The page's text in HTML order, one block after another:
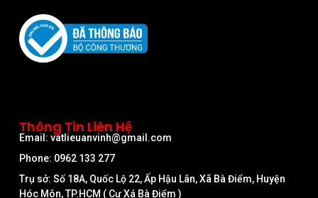
Thông Tin Liên Hệ
Email: vatlieuanvinh@gmail.com
Phone: 0962 133 277
Trụ sở: Số 18A, Quốc Lộ 22, Ấp Hậu Lân, Xã Bà Điểm, Huyện
Hóc Môn, TP.HCM ( Cư Xá Bà Điểm )